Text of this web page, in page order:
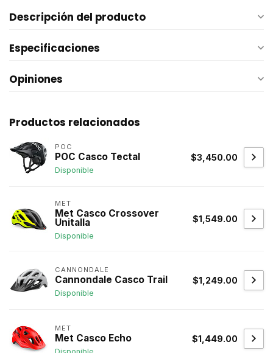
Descripción del producto
Especificaciones
Opiniones
Productos relacionados
POC
POC Casco Tectal
Disponible
$3,450.00
MET
Met Casco Crossover
Unitalla
Disponible
$1,549.00
CANNONDALE
Cannondale Casco Trail
Disponible
$1,249.00
MET
Met Casco Echo
Disponible
$1,449.00